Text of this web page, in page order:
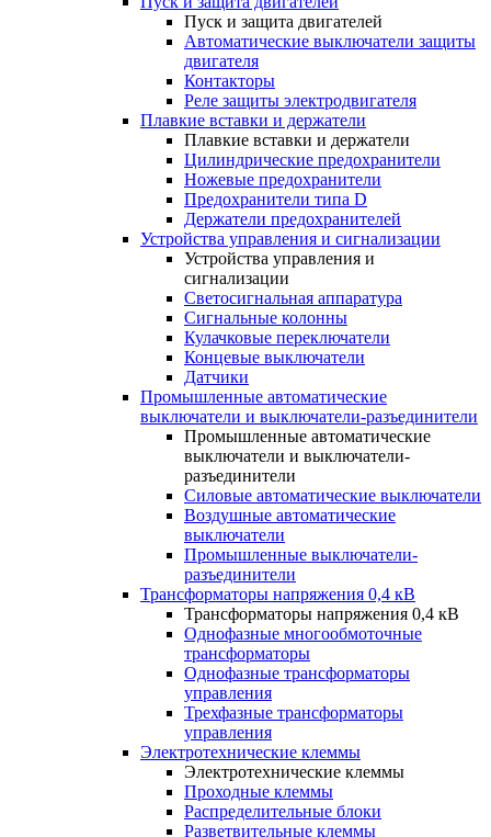
Пуск и защита двигателей
Автоматические выключатели защиты
двигателя
Контакторы
Реле защиты электродвигателя
Плавкие вставки и держатели
Плавкие вставки и держатели
Цилиндрические предохранители
Ножевые предохранители
Предохранители типа D
Держатели предохранителей
Устройства управления и сигнализации
Устройства управления и
сигнализации
Светосигнальная аппаратура
Сигнальные колонны
Кулачковые переключатели
Концевые выключатели
Датчики
Промышленные автоматические
выключатели и выключатели-разъединители
Промышленные автоматические
выключатели и выключатели-
разъединители
Силовые автоматические выключатели
Воздушные автоматические
выключатели
Промышленные выключатели-
разъединители
Трансформаторы напряжения 0,4 кВ
Трансформаторы напряжения 0,4 кВ
Однофазные многообмоточные
трансформаторы
Однофазные трансформаторы
управления
Трехфазные трансформаторы
управления
Электротехнические клеммы
Электротехнические клеммы
Проходные клеммы
Распределительные блоки
Разветвительные клеммы